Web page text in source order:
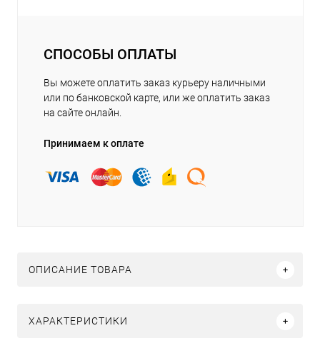
СПОСОБЫ ОПЛАТЫ
Вы можете оплатить заказ курьеру наличными
или по банковской карте, или же оплатить заказ
на сайте онлайн.
Принимаем к оплате
ОПИСАНИЕ ТОВАРА
ХАРАКТЕРИСТИКИ